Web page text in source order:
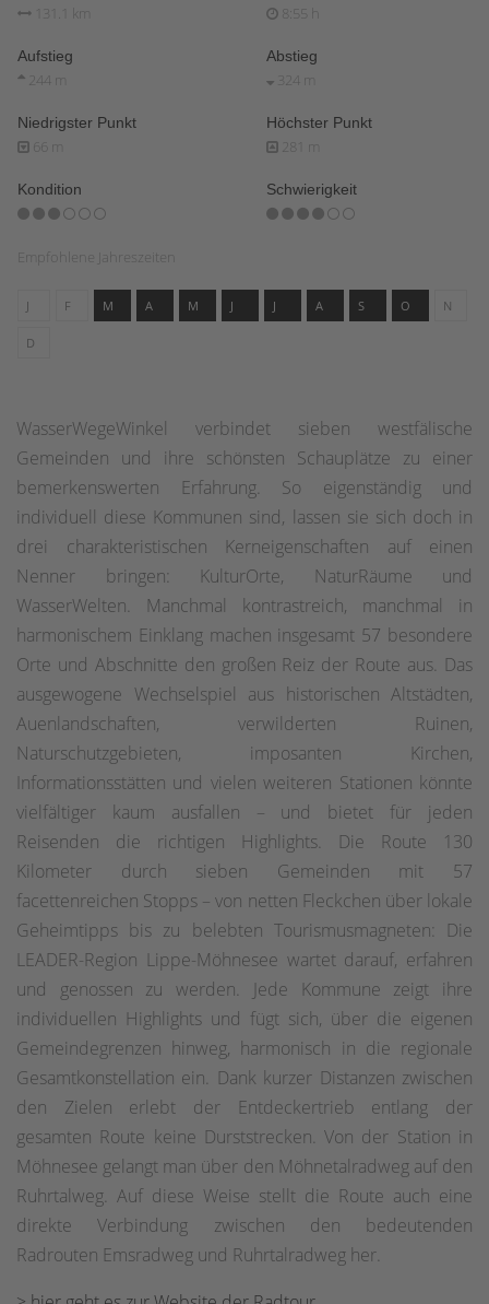
131.1 km 8:55 h
Aufstieg
244 m
Abstieg
324 m
Niedrigster Punkt
66 m
Höchster Punkt
281 m
Kondition Schwierigkeit
Empfohlene Jahreszeiten
J F M A M J J A S O N
D
WasserWegeWinkel verbindet sieben westfälische
Gemeinden und ihre schönsten Schauplätze zu einer
bemerkenswerten Erfahrung. So eigenständig und
individuell diese Kommunen sind, lassen sie sich doch in
drei charakteristischen Kerneigenschaften auf einen
Nenner bringen: KulturOrte, NaturRäume und
WasserWelten. Manchmal kontrastreich, manchmal in
harmonischem Einklang machen insgesamt 57 besondere
Orte und Abschnitte den großen Reiz der Route aus. Das
ausgewogene Wechselspiel aus historischen Altstädten,
Auenlandschaften, verwilderten Ruinen,
Naturschutzgebieten, imposanten Kirchen,
Informationsstätten und vielen weiteren Stationen könnte
vielfältiger kaum ausfallen – und bietet für jeden
Reisenden die richtigen Highlights. Die Route 130
Kilometer durch sieben Gemeinden mit 57
facettenreichen Stopps – von netten Fleckchen über lokale
Geheimtipps bis zu belebten Tourismusmagneten: Die
LEADER-Region Lippe-Möhnesee wartet darauf, erfahren
und genossen zu werden. Jede Kommune zeigt ihre
individuellen Highlights und fügt sich, über die eigenen
Gemeindegrenzen hinweg, harmonisch in die regionale
Gesamtkonstellation ein. Dank kurzer Distanzen zwischen
den Zielen erlebt der Entdeckertrieb entlang der
gesamten Route keine Durststrecken. Von der Station in
Möhnesee gelangt man über den Möhnetalradweg auf den
Ruhrtalweg. Auf diese Weise stellt die Route auch eine
direkte Verbindung zwischen den bedeutenden
Radrouten Emsradweg und Ruhrtalradweg her.